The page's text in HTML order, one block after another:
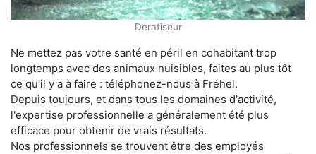
Dératiseur
Ne mettez pas votre santé en péril en cohabitant trop
longtemps avec des animaux nuisibles, faites au plus tôt
ce qu'il y a à faire : téléphonez-nous à Fréhel.
Depuis toujours, et dans tous les domaines d'activité,
l'expertise professionnelle a généralement été plus
efficace pour obtenir de vrais résultats.
Nos professionnels se trouvent être des employés